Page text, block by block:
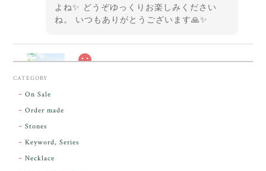
よね✨ どうぞゆっくりお楽しみください
ね。 いつもありがとうございます🙏✨
ンダラで感動しました。素敵な箱と和紙で石を包んで
下さり、ありがとうございました。
CATEGORY
On Sale
Order made
Stones
Keyword, Series
Necklace